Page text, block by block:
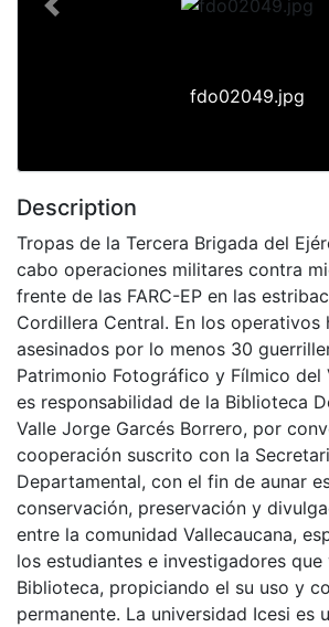
fdo02049.jpg
Previous
Description
Tropas de la Tercera Brigada del
cabo operaciones militares contra
frente de las FARC-EP en las
Cordillera Central. En los operativos
asesinados por lo menos 30
Patrimonio Fotográfico y Fílmico del
es responsabilidad de la Biblioteca
Valle Jorge Garcés Borrero, por
cooperación suscrito con la
Departamental, con el fin de aunar
conservación, preservación y
entre la comunidad Vallecaucana,
los estudiantes e investigadores que
Biblioteca, propiciando el su uso y
permanente. La universidad Icesi es